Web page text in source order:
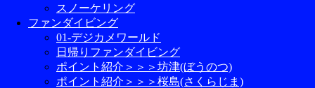
スノーケリング
ファンダイビング
01-デジカメワールド
日帰りファンダイビング
ポイント紹介＞＞＞坊津(ぼうのつ)
ポイント紹介＞＞＞桜島(さくらじま)